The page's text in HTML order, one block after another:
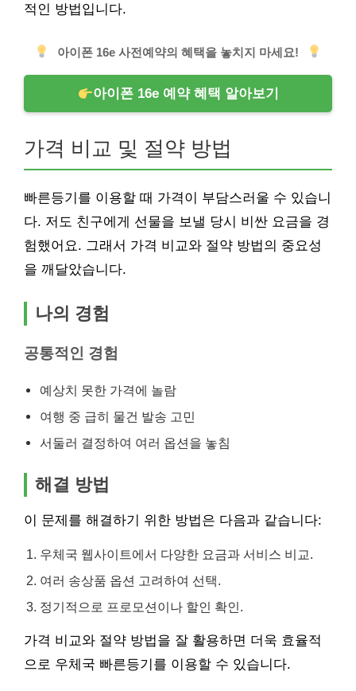
적인 방법입니다.
아이폰 16e 사전예약의 혜택을 놓치지 마세요!
아이폰 16e 예약 혜택 알아보기
가격 비교 및 절약 방법
빠른등기를 이용할 때 가격이 부담스러울 수 있습니
다. 저도 친구에게 선물을 보낼 당시 비싼 요금을 경
험했어요. 그래서 가격 비교와 절약 방법의 중요성
을 깨달았습니다.
나의 경험
공통적인 경험
예상치 못한 가격에 놀람
여행 중 급히 물건 발송 고민
서둘러 결정하여 여러 옵션을 놓침
해결 방법
이 문제를 해결하기 위한 방법은 다음과 같습니다:
우체국 웹사이트에서 다양한 요금과 서비스 비교.
여러 송상품 옵션 고려하여 선택.
정기적으로 프로모션이나 할인 확인.
가격 비교와 절약 방법을 잘 활용하면 더욱 효율적
으로 우체국 빠른등기를 이용할 수 있습니다.